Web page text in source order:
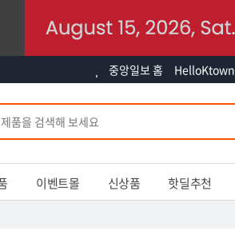
중앙일보 홈 HelloKtown
이벤트몰 신상품 핫딜추천